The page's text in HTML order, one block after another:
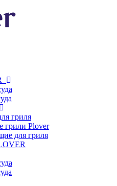
гриля
грили Plover
для гриля